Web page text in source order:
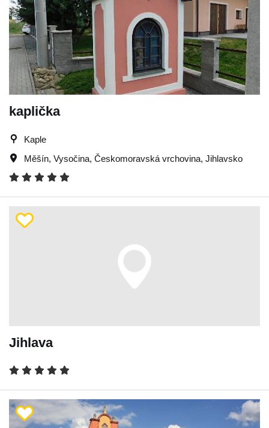
kaplička
Kaple
Měšín, Vysočina, Českomoravská vrchovina, Jihlavsko
Jihlava